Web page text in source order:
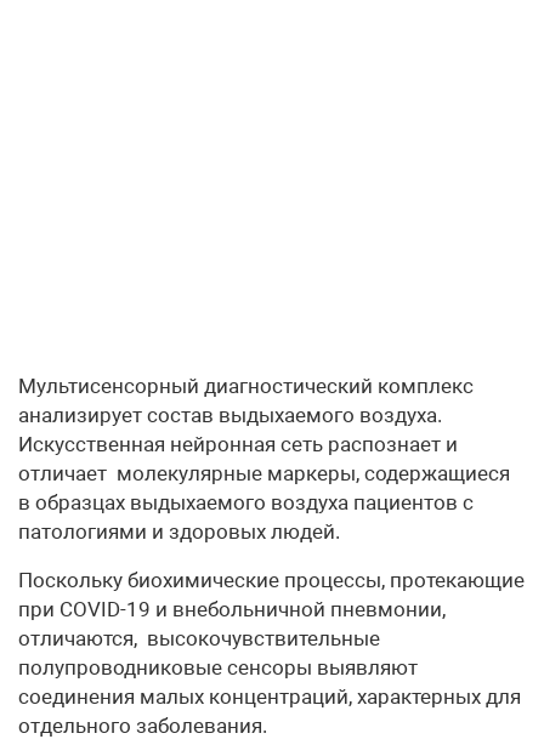
Мультисенсорный диагностический комплекс
анализирует состав выдыхаемого воздуха.
Искусственная нейронная сеть распознает и
отличает молекулярные маркеры, содержащиеся
в образцах выдыхаемого воздуха пациентов с
патологиями и здоровых людей.
Поскольку биохимические процессы, протекающие
при COVID-19 и внебольничной пневмонии,
отличаются, высокочувствительные
полупроводниковые сенсоры выявляют
соединения малых концентраций, характерных для
отдельного заболевания.